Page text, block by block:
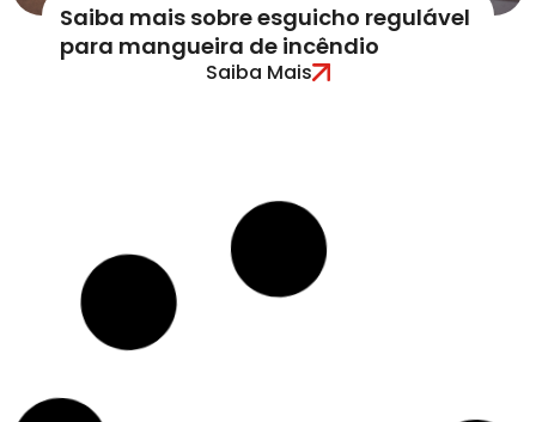
Saiba mais sobre esguicho regulável
para mangueira de incêndio
Saiba Mais